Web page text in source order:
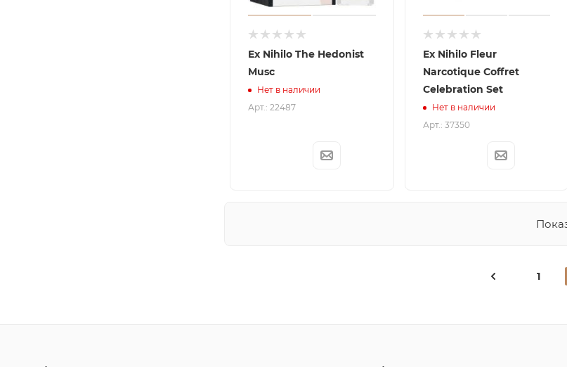
Ex Nihilo The Hedonist
Musc
Нет в наличии
Арт.: 22487
Ex Nihilo Fleur
Narcotique Coffret
Celebration Set
Нет в наличии
Арт.: 37350
1